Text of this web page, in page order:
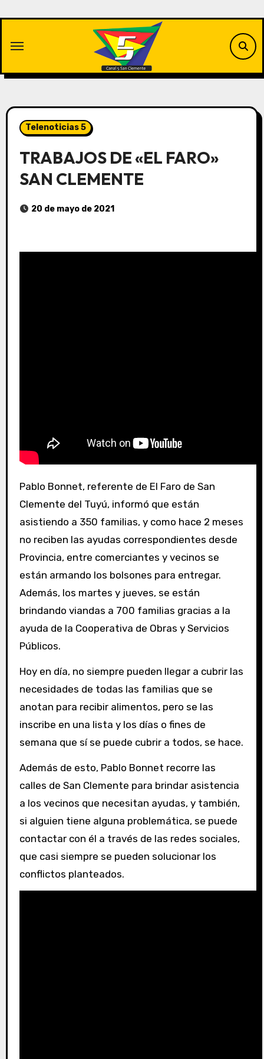
contenido
Telenoticias 5
TRABAJOS DE «EL FARO»
SAN CLEMENTE
20 de mayo de 2021
Pablo Bonnet, referente de El Faro de San
Clemente del Tuyú, informó que están
asistiendo a 350 familias, y como hace 2 meses
no reciben las ayudas correspondientes desde
Provincia, entre comerciantes y vecinos se
están armando los bolsones para entregar.
Además, los martes y jueves, se están
brindando viandas a 700 familias gracias a la
ayuda de la Cooperativa de Obras y Servicios
Públicos.
Hoy en día, no siempre pueden llegar a cubrir las
necesidades de todas las familias que se
anotan para recibir alimentos, pero se las
inscribe en una lista y los días o fines de
semana que sí se puede cubrir a todos, se hace.
Además de esto, Pablo Bonnet recorre las
calles de San Clemente para brindar asistencia
a los vecinos que necesitan ayudas, y también,
si alguien tiene alguna problemática, se puede
contactar con él a través de las redes sociales,
que casi siempre se pueden solucionar los
conflictos planteados.